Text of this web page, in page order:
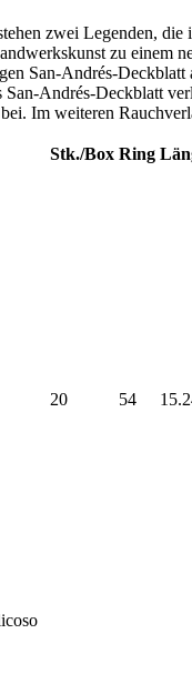
zwei Legenden,
zu einem
San-Andrés-
Andrés-Deckblatt
Im weiteren
Stk./Box Ring
20 54